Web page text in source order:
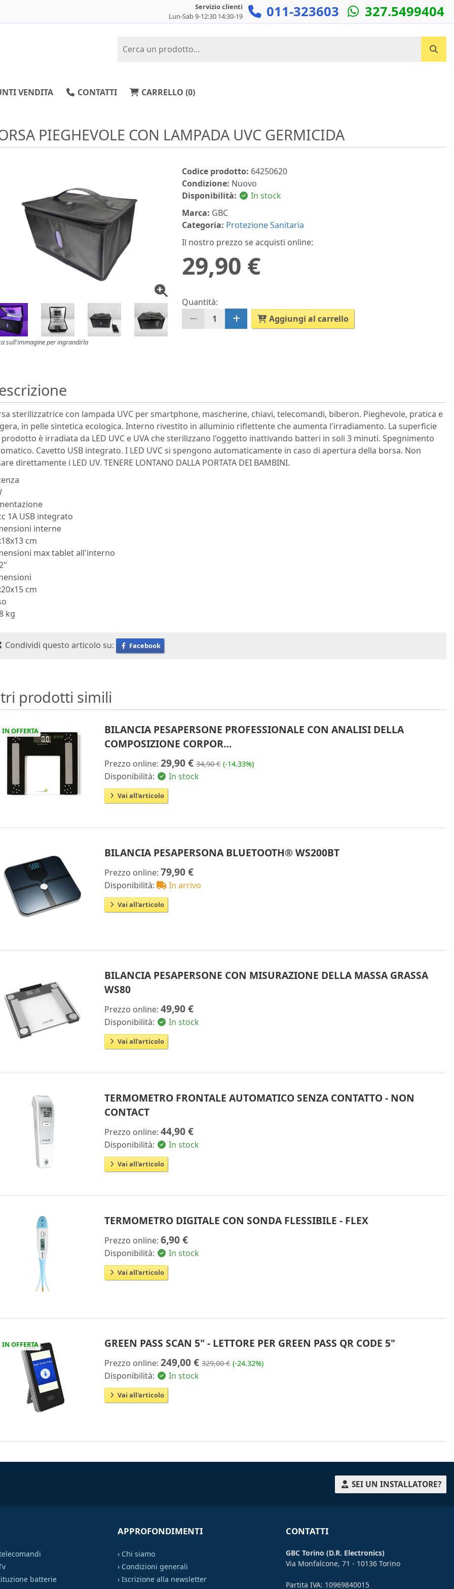
Servizio clienti
Lun-Sab 9-12:30 14:30-19
011-323603 327.5499404
Cerca un prodotto...
VENDITA CONTATTI CARRELLO (0)
PIEGHEVOLE CON LAMPADA UVC GERMICIDA
sull'immagine per ingrandirla
Codice prodotto: 64250620
Condizione: Nuovo
Disponibilità:
In stock
Marca: GBC
Categoria: Protezione Sanitaria
Il nostro prezzo se acquisti online:
29,90 €
Quantità:
1
Aggiungi al carrello
sterilizzatrice con lampada UVC per smartphone, mascherine, chiavi, telecomandi, biberon. Pieghevole, pratica e
in pelle sintetica ecologica. Interno rivestito in alluminio riflettente che aumenta l'irradiamento. La superficie
è irradiata da LED UVC e UVA che sterilizzano l'oggetto inattivando batteri in soli 3 minuti. Spegnimento
Cavetto USB integrato. I LED UVC si spengono automaticamente in caso di apertura della borsa. Non
direttamente i LED UV. TENERE LONTANO DALLA PORTATA DEI BAMBINI.
1A USB integrato
interne
cm
max tablet all'interno
cm
kg
Condividi questo articolo su: Facebook
prodotti simili
IN OFFERTA
BILANCIA PESAPERSONE PROFESSIONALE CON ANALISI DELLA
COMPOSIZIONE CORPOR…
Prezzo online:29,90 € 34,90 € (-14.33%)
Disponibilità: In stock
Vai all'articolo
BILANCIA PESAPERSONA BLUETOOTH® WS200BT
Prezzo online:79,90 €
Disponibilità: In arrivo
Vai all'articolo
BILANCIA PESAPERSONE CON MISURAZIONE DELLA MASSA GRASSA
WS80
Prezzo online:49,90 €
Disponibilità: In stock
Vai all'articolo
TERMOMETRO FRONTALE AUTOMATICO SENZA CONTATTO - NON
CONTACT
Prezzo online:44,90 €
Disponibilità: In stock
Vai all'articolo
TERMOMETRO DIGITALE CON SONDA FLESSIBILE - FLEX
Prezzo online:6,90 €
Disponibilità: In stock
Vai all'articolo
IN OFFERTA GREEN PASS SCAN 5" - LETTORE PER GREEN PASS QR CODE 5"
Prezzo online:249,00 € 329,00 € (-24.32%)
Disponibilità: In stock
Vai all'articolo
SEI UN INSTALLATORE?
batterie
APPROFONDIMENTI
› Chi siamo
› Condizioni generali
› Iscrizione alla newsletter
CONTATTI
GBC Torino (D.R. Electronics)
Via Monfalcone, 71 - 10136 Torino
Partita IVA: 10969840015